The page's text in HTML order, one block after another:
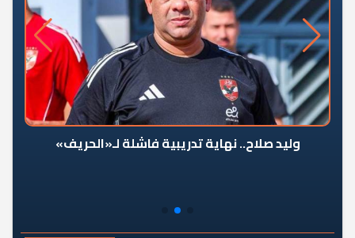
وليد صلاح.. نهاية تدريبية فاشلة لـ«الحريف»